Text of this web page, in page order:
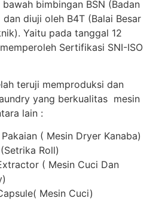
bimbingan BSN (Badan
diuji oleh B4T (Balai Besar
Yaitu pada tanggal 12
Sertifikasi SNI-ISO
teruji memproduksi dan
yang berkualitas mesin
lain :
( Mesin Dryer Kanaba)
Roll)
( Mesin Cuci Dan
Mesin Cuci)